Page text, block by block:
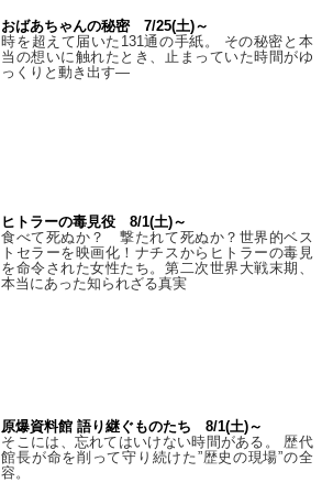
おばあちゃんの秘密 7/25(土)～
時を超えて届いた131通の手紙。 その秘密と本
当の想いに触れたとき、止まっていた時間がゆ
っくりと動き出す―
ヒトラーの毒見役 8/1(土)～
食べて死ぬか？ 撃たれて死ぬか？世界的ベス
トセラーを映画化！ナチスからヒトラーの毒見
を命令された女性たち。第二次世界大戦末期、
本当にあった知られざる真実
原爆資料館 語り継ぐものたち 8/1(土)～
そこには、忘れてはいけない時間がある。 歴代
館長が命を削って守り続けた”歴史の現場”の全
容。